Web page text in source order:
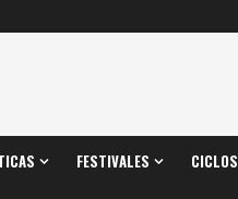
FESTIVALES CICLOS